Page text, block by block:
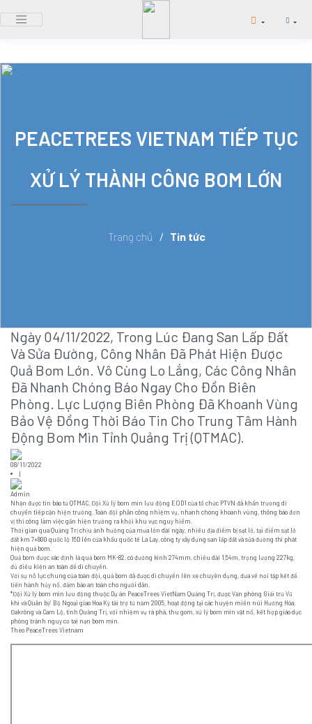
PEACETREES VIETNAM TIẾP TỤC
XỬ LÝ THÀNH CÔNG BOM LỚN
Trang chủ / Tin tức
Ngày 04/11/2022, Trong Lúc Đang San Lấp Đất
Và Sửa Đường, Công Nhân Đã Phát Hiện Được
Quả Bom Lớn. Vô Cùng Lo Lắng, Các Công Nhân
Đã Nhanh Chóng Báo Ngay Cho Đồn Biên
Phòng. Lực Lượng Biên Phòng Đã Khoanh Vùng
Bảo Vệ Đồng Thời Báo Tin Cho Trung Tâm Hành
Động Bom Mìn Tỉnh Quảng Trị (QTMAC).
08/11/2022
|
Admin
Nhận được tin báo từ QTMAC, Đội Xử lý bom mìn lưu động EOD1 của tổ chức PTVN đã khẩn trương di
chuyển tiếp cận hiện trường. Toàn đội phân công nhiệm vụ, nhanh chóng khoanh vùng, thông báo đơn
vị thi công làm việc gần hiện trường ra khỏi khu vực nguy hiểm.
Thời gian qua Quảng Trị chịu ảnh hưởng của mưa lớn dài ngày, nhiều địa điểm bị sạt lở, tại điểm sạt lở
đất km 7+800 quốc lộ 15D lên cửa khẩu quốc tế La Lay, công ty xây dựng san lấp đất và sửa đường thì phát
hiện quả bom.
Quả bom được xác định là quả bom MK-82, có đường kính 274mm, chiều dài 1,54m, trọng lượng 227kg,
đủ điều kiện an toàn để di chuyển.
Với sự nỗ lực chung của toàn đội, quả bom đã được di chuyển lên xe chuyên dụng, đưa về nơi tập kết để
tiến hành hủy nổ, đảm bảo an toàn cho người dân.
*Đội Xử lý bom mìn lưu động thuộc Dự án PeaceTrees VietNam Quảng Trị, được Văn phòng Giải trừ Vũ
khí và Quân bị/ Bộ Ngoại giao Hoa Kỳ tài trợ từ năm 2005, hoạt động tại các huyện miền núi Hướng Hóa,
Đakrông và Cam Lộ, tỉnh Quảng Trị, với nhiệm vụ rà phá, thu gom, xử lý bom mìn vật nổ, kết hợp giáo dục
phòng tránh nguy cơ tai nạn bom mìn.
Theo PeaceTrees Vietnam